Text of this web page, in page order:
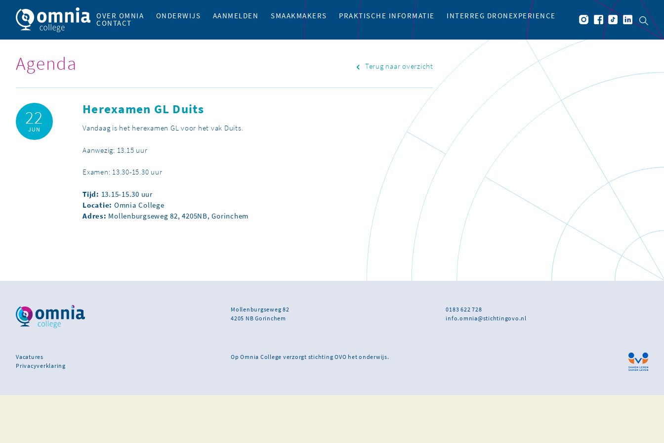
OVER OMNIA ONDERWIJS AANMELDEN SMAAKMAKERS PRAKTISCHE INFORMATIE INTERREG DRONEXPERIENCE
CONTACT
Agenda Terug naar overzicht
22
JUN
Herexamen GL Duits
Vandaag is het herexamen GL voor het vak Duits.
Aanwezig: 13.15 uur
Examen: 13.30-15.30 uur
Tijd: 13.15-15.30 uur
Locatie: Omnia College
Adres: Mollenburgseweg 82, 4205NB, Gorinchem
Mollenburgseweg 82
4205 NB Gorinchem
0183 622 728
info.omnia@stichtingovo.nl
Vacatures
Privacyverklaring
Op Omnia College verzorgt stichting OVO het onderwijs.